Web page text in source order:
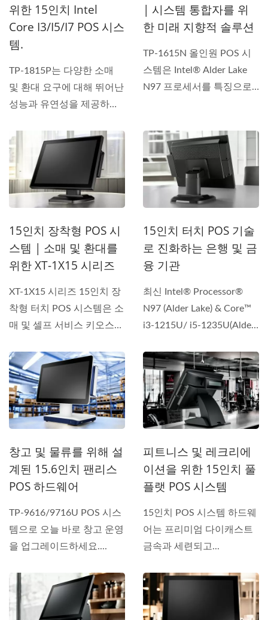
위한 15인치 Intel
Core I3/i5/i7 POS 시스
템.
TP-1815P는 다양한 소매
및 환대 요구에 대해 뛰어난
성능과 유연성을 제공하
| 시스템 통합자를 위
한 미래 지향적 솔루션
TP-1615N 올인원 POS 시
스템은 Intel® Alder Lake
N97 프로세서를 특징으로
15인치 장착형 POS 시
스템 | 소매 및 환대를
위한 XT-1X15 시리즈
XT-1X15 시리즈 15인치 장
착형 터치 POS 시스템은 소
매 및 셀프 서비스 키오스
15인치 터치 POS 기술
로 진화하는 은행 및 금
융 기관
최신 Intel® Processor®
N97 (Alder Lake) & Core™
i3-1215U/ i5-1235U(Alder
창고 및 물류를 위해 설
계된 15.6인치 팬리스
POS 하드웨어
TP-9616/9716U POS 시스
템으로 오늘 바로 창고 운영
을 업그레이드하세요....
피트니스 및 레크리에
이션을 위한 15인치 풀
플랫 POS 시스템
15인치 POS 시스템 하드웨
어는 프리미엄 다이캐스트
금속과 세련되고...